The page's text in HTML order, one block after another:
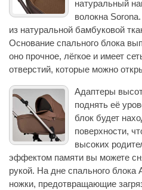
натуральный
волокна
из натуральной бамбуковой
Основание спального блока
оно прочное, лёгкое и имеет
отверстий, которые можно
Адаптеры
поднять её
блок будет
поверхности,
высоких
эффектом памяти вы можете
рукой. На дне спального блока
ножки, предотвращающие